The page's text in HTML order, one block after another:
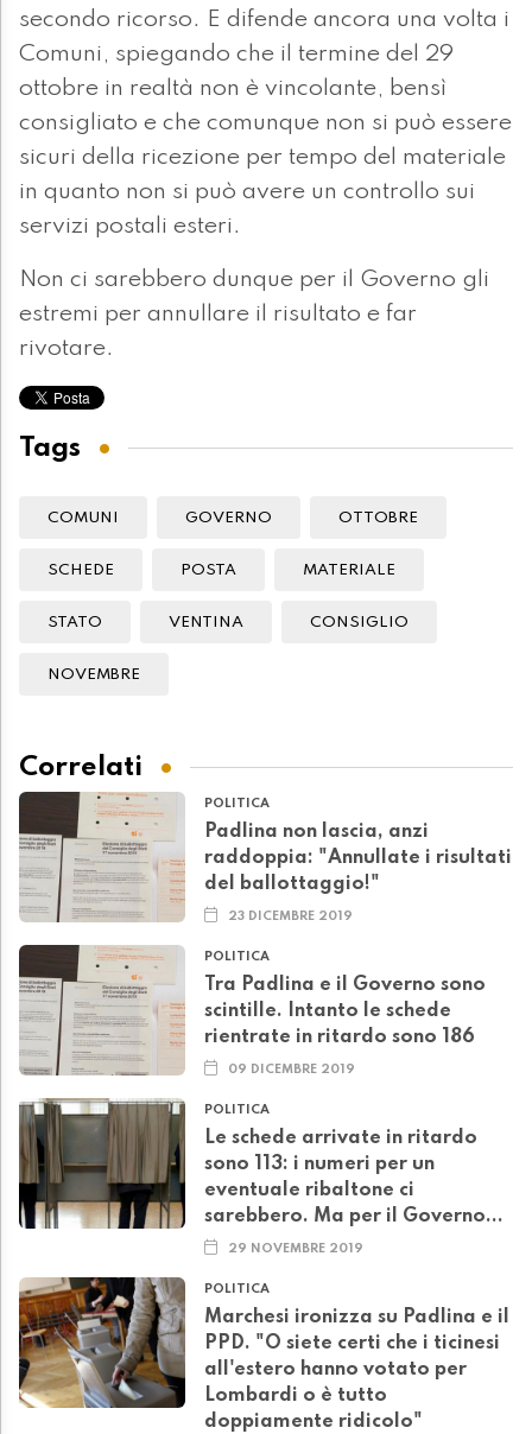
secondo ricorso. E difende ancora una volta i
Comuni, spiegando che il termine del 29
ottobre in realtà non è vincolante, bensì
consigliato e che comunque non si può essere
sicuri della ricezione per tempo del materiale
in quanto non si può avere un controllo sui
servizi postali esteri.
Non ci sarebbero dunque per il Governo gli
estremi per annullare il risultato e far
rivotare.
Tags
COMUNI GOVERNO OTTOBRE
SCHEDE POSTA MATERIALE
STATO VENTINA CONSIGLIO
NOVEMBRE
Correlati
POLITICA
Padlina non lascia, anzi
raddoppia: "Annullate i risultati
del ballottaggio!"
23 DICEMBRE 2019
POLITICA
Tra Padlina e il Governo sono
scintille. Intanto le schede
rientrate in ritardo sono 186
09 DICEMBRE 2019
POLITICA
Le schede arrivate in ritardo
sono 113: i numeri per un
eventuale ribaltone ci
sarebbero. Ma per il Governo...
29 NOVEMBRE 2019
POLITICA
Marchesi ironizza su Padlina e il
PPD. "O siete certi che i ticinesi
all'estero hanno votato per
Lombardi o è tutto
doppiamente ridicolo"